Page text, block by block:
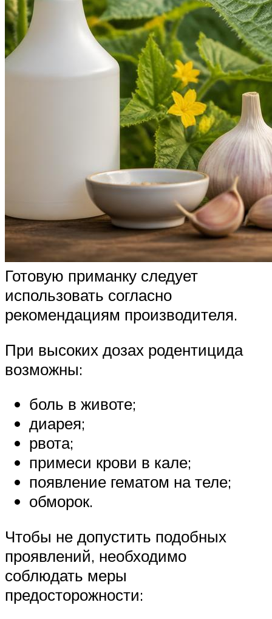
Готовую приманку следует
использовать согласно
рекомендациям производителя.
При высоких дозах родентицида
возможны:
боль в животе;
диарея;
рвота;
примеси крови в кале;
появление гематом на теле;
обморок.
Чтобы не допустить подобных
проявлений, необходимо
соблюдать меры
предосторожности: